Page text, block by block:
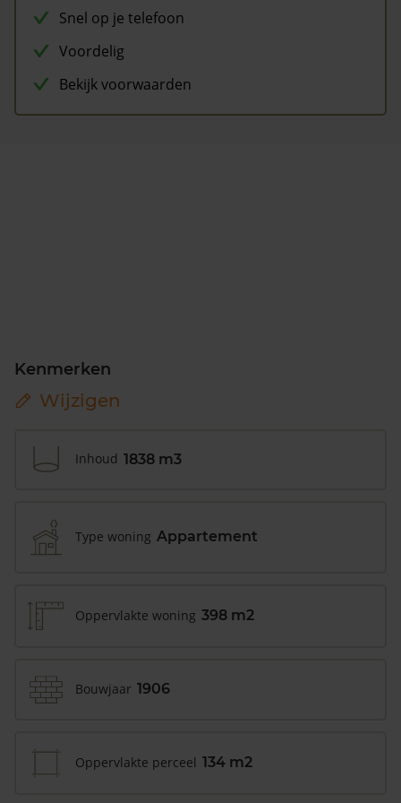
Snel op je telefoon
Voordelig
Bekijk voorwaarden
Kenmerken
Wijzigen
Inhoud 1838 m3
Type woning Appartement
Oppervlakte woning 398 m2
Bouwjaar 1906
Oppervlakte perceel 134 m2